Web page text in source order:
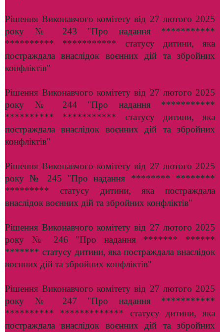
Рішення Виконавчого комітету від 27 лютого 2025
року № 243 "Про надання ***********
********** *********** статусу дитини, яка
постраждала внаслідок воєнних дій та збройних
конфліктів"
Рішення Виконавчого комітету від 27 лютого 2025
року № 244 "Про надання ***********
********** *********** статусу дитини, яка
постраждала внаслідок воєнних дій та збройних
конфліктів"
Рішення Виконавчого комітету від 27 лютого 2025
року № 245 "Про надання ******** ********
********* статусу дитини, яка постраждала
внаслідок воєнних дій та збройних конфліктів"
Рішення Виконавчого комітету від 27 лютого 2025
року № 246 "Про надання ******* ******
******* статусу дитини, яка постраждала внаслідок
воєнних дій та збройних конфліктів"
Рішення Виконавчого комітету від 27 лютого 2025
року № 247 "Про надання ***********
********** ************* статусу дитини, яка
постраждала внаслідок воєнних дій та збройних